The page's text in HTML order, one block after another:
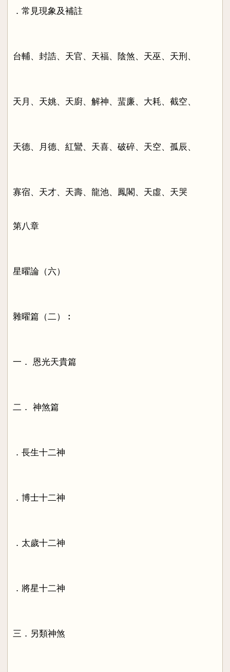
．常見現象及補註
台輔、封誥、天官、天福、陰煞、天巫、天刑、
天月、天姚、天廚、解神、蜚廉、大耗、截空、
天德、月德、紅鸞、天喜、破碎、天空、孤辰、
寡宿、天才、天壽、龍池、鳳閣、天虛、天哭
第八章
星曜論（六）
雜曜篇（二）︰
一． 恩光天貴篇
二． 神煞篇
．長生十二神
．博士十二神
．太歲十二神
．將星十二神
三．另類神煞